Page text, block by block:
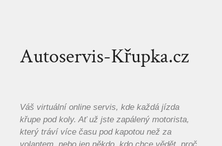
Autoservis-Křupka.cz
Váš virtuální online servis, kde každá jízda
křupe pod koly. Ať už jste zapálený motorista,
který tráví více času pod kapotou než za